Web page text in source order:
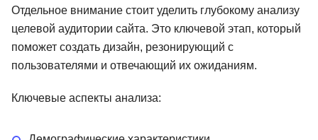
Отдельное внимание стоит уделить глубокому анализу
целевой аудитории сайта. Это ключевой этап, который
поможет создать дизайн, резонирующий с
пользователями и отвечающий их ожиданиям.
Ключевые аспекты анализа: